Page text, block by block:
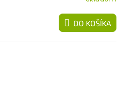
DO KOŠÍKA